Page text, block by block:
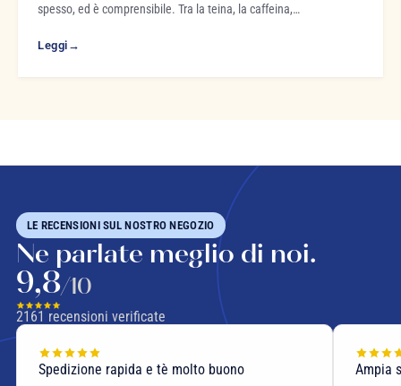
spesso, ed è comprensibile. Tra la teina, la caffeina,…
Leggi →
LE RECENSIONI SUL NOSTRO NEGOZIO
Ne parlate meglio di noi.
9,8/10
2161 recensioni verificate
Spedizione rapida e tè molto buono Ampia